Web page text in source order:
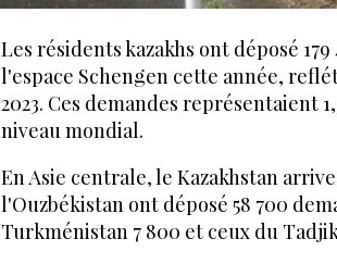
Les résidents kazakhs ont déposé
l'espace Schengen cette année,
2023. Ces demandes représentaient
niveau mondial.
En Asie centrale, le Kazakhstan
l'Ouzbékistan ont déposé 58 700
Turkménistan 7 800 et ceux du